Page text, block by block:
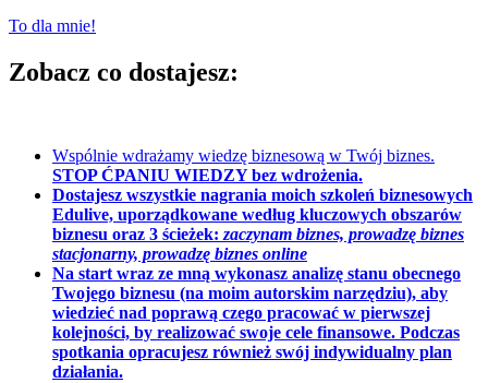
To dla mnie!
Zobacz co dostajesz:
Wspólnie wdrażamy wiedzę biznesową w Twój biznes.
STOP ĆPANIU WIEDZY bez wdrożenia.
Dostajesz wszystkie nagrania moich szkoleń biznesowych
Edulive, uporządkowane według kluczowych obszarów
biznesu oraz 3 ścieżek: zaczynam biznes, prowadzę biznes
stacjonarny, prowadzę biznes online
Na start wraz ze mną wykonasz analizę stanu obecnego
Twojego biznesu (na moim autorskim narzędziu), aby
wiedzieć nad poprawą czego pracować w pierwszej
kolejności, by realizować swoje cele finansowe. Podczas
spotkania opracujesz również swój indywidualny plan
działania.